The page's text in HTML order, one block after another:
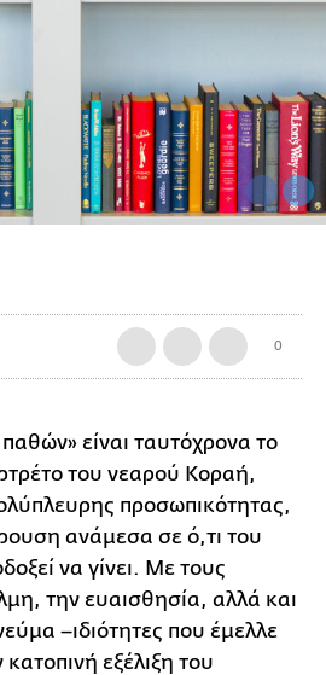
0
παθών» είναι ταυτόχρονα το
του νεαρού Κοραή,
προσωπικότητας,
ανάµεσα σε ό,τι του
να γίνει. Mε τους
την ευαισθησία, αλλά και
–ιδιότητες που έµελλε
εξέλιξη του